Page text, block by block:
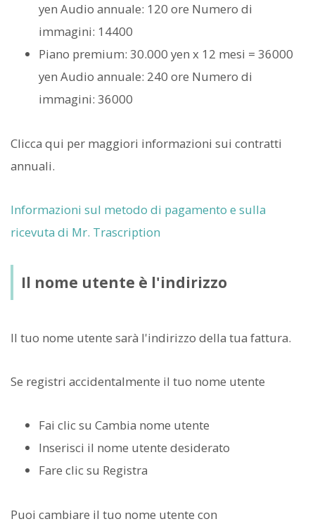
yen Audio annuale: 120 ore Numero di
immagini: 14400
Piano premium: 30.000 yen x 12 mesi = 36000
yen Audio annuale: 240 ore Numero di
immagini: 36000
Clicca qui per maggiori informazioni sui contratti
annuali.
Informazioni sul metodo di pagamento e sulla
ricevuta di Mr. Trascription
Il nome utente è l'indirizzo
Il tuo nome utente sarà l'indirizzo della tua fattura.
Se registri accidentalmente il tuo nome utente
Fai clic su Cambia nome utente
Inserisci il nome utente desiderato
Fare clic su Registra
Puoi cambiare il tuo nome utente con